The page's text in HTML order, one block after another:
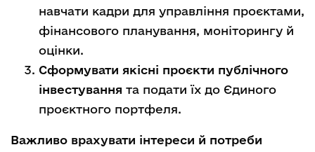
навчати кадри для управління проєктами,
фінансового планування, моніторингу й
оцінки.
Сформувати якісні проєкти публічного
інвестування та подати їх до Єдиного
проєктного портфеля.
Важливо врахувати інтереси й потреби